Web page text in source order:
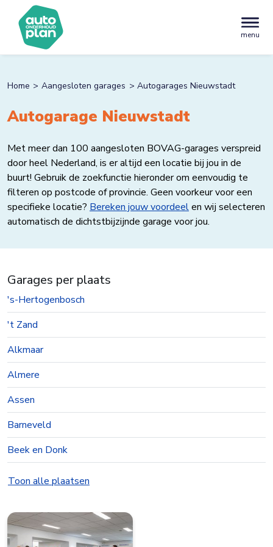
menu
Home Aangesloten garages Autogarages Nieuwstadt
Autogarage Nieuwstadt
Met meer dan 100 aangesloten BOVAG-garages verspreid
door heel Nederland, is er altijd een locatie bij jou in de
buurt! Gebruik de zoekfunctie hieronder om eenvoudig te
filteren op postcode of provincie. Geen voorkeur voor een
specifieke locatie? Bereken jouw voordeelen wij selecteren
automatisch de dichtstbijzijnde garage voor jou.
Garages per plaats
's-Hertogenbosch
't Zand
Alkmaar
Almere
Assen
Barneveld
Beek en Donk
Beesd
Bolsward
Toon alle plaatsen